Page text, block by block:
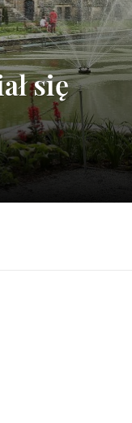
się